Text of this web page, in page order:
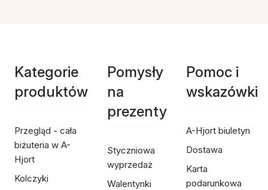
Kategorie
produktów
Przegląd - cała
biżuteria w A-
Hjort
Kolczyki
Pomysły
na
prezenty
Styczniowa
wyprzedaż
Walentynki
Pomoc i
wskazówki
A-Hjort biuletyn
Dostawa
Karta
podarunkowa